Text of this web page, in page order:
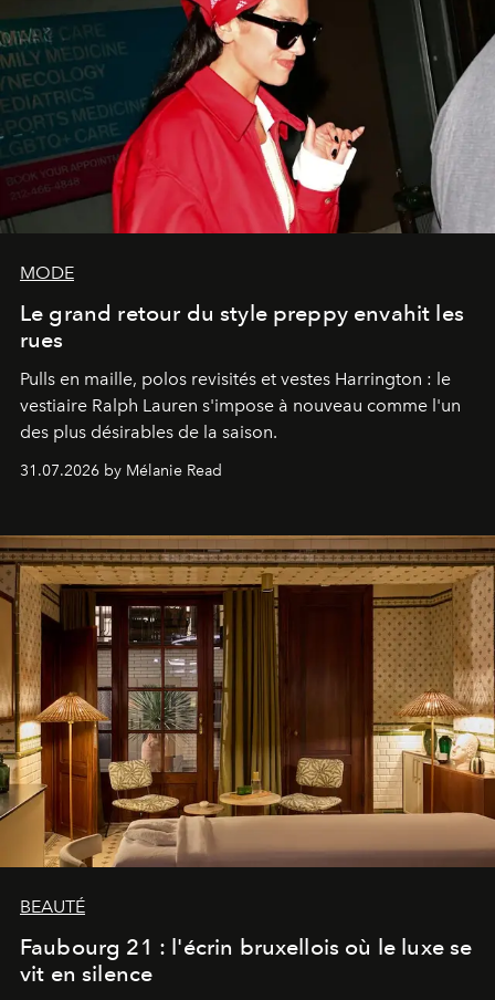
MODE
Le grand retour du style preppy envahit les
rues
Pulls en maille, polos revisités et vestes Harrington : le
vestiaire Ralph Lauren s'impose à nouveau comme l'un
des plus désirables de la saison.
31.07.2026 by Mélanie Read
BEAUTÉ
Faubourg 21 : l'écrin bruxellois où le luxe se
vit en silence